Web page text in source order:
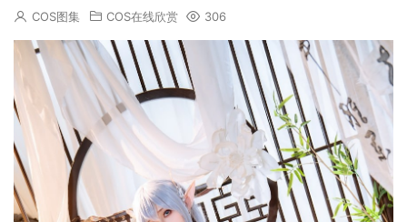
COS图集 COS在线欣赏 306